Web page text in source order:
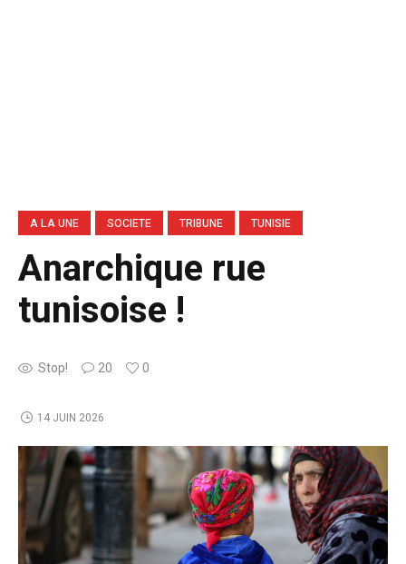
A LA UNE SOCIETE TRIBUNE TUNISIE
Anarchique rue
tunisoise !
Stop! 20 0
14 JUIN 2026